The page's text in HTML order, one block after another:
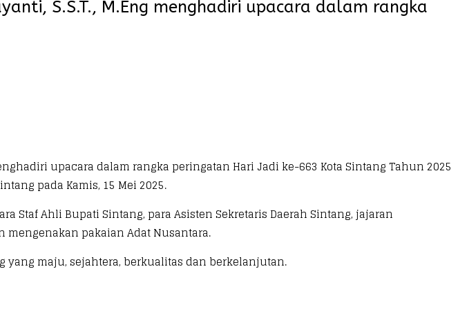
S.S.T., M.Eng menghadiri upacara dalam rangka
upacara dalam rangka peringatan Hari Jadi ke-663 Kota Sintang Tahun 2025
pada Kamis, 15 Mei 2025.
Staf Ahli Bupati Sintang, para Asisten Sekretaris Daerah Sintang, jajaran
mengenakan pakaian Adat Nusantara.
yang maju, sejahtera, berkualitas dan berkelanjutan.